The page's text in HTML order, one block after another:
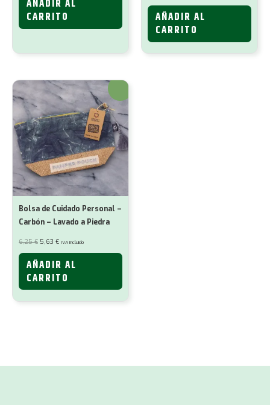
6,25 €.5,63 €.
AÑADIR AL
CARRITO
original
era:
6,25 €.
actual
es:
5,63 €.
AÑADIR AL
CARRITO
¡Oferta!
Bolsa de Cuidado Personal –
Carbón – Lavado a Piedra
6,25€ El
precio
original
6,25 €.
5,63 €El
actual
5,63 €.
IVA incluido
AÑADIR AL
CARRITO